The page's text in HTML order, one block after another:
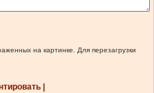
на картинке. Для перезагрузки
|